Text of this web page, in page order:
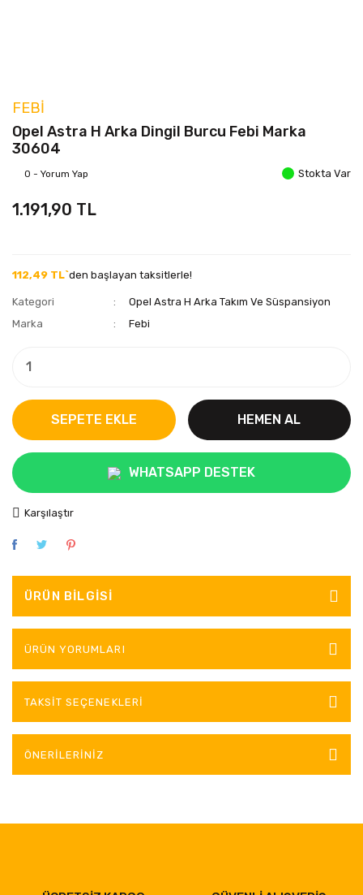
FEBI
Opel Astra H Arka Dingil Burcu Febi Marka
30604
0 - Yorum Yap Stokta Var
1.191,90 TL
112,49 TL`den başlayan taksitlerle!
Kategori
Opel Astra H Arka Takım Ve Süspansiyon
Marka
Febi
SEPETE EKLE HEMEN AL
WHATSAPP DESTEK
Karşılaştır
ÜRÜN BILGISI
ÜRÜN YORUMLARI
TAKSIT SEÇENEKLERI
ÖNERILERINIZ